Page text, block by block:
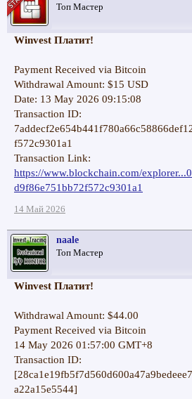
Топ Мастер
Winvest Платит!
Payment Received via Bitcoin
Withdrawal Amount: $15 USD
Date: 13 May 2026 09:15:08
Transaction ID:
f572c9301a1
Transaction Link:
https://www.blockchain.com/
d9f86e751bb72f572c9301a1
14 Май 2026
naale
Топ Мастер
Winvest Платит!
Withdrawal Amount: $44.00
Payment Received via Bitcoin
14 May 2026 01:57:00 GMT+8
Transaction ID:
a22a15e5544]